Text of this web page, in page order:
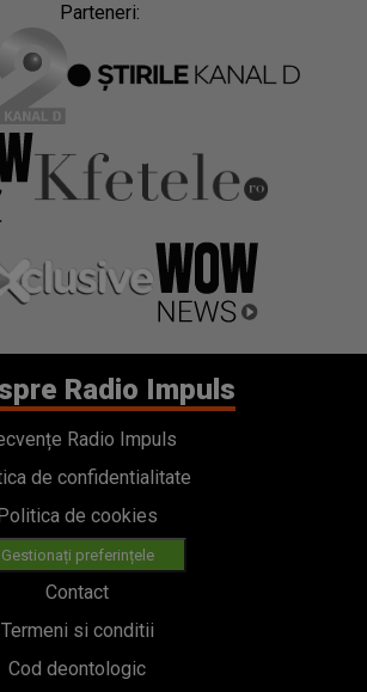
Parteneri:
Radio Impuls
Radio Impuls
de confidentialitate
de cookies
Gestionați preferințele
Contact
Termeni si conditii
Cod deontologic